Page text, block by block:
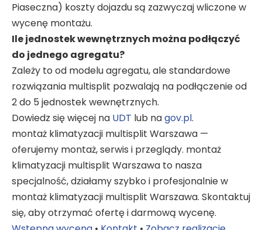
Piaseczna) koszty dojazdu są zazwyczaj wliczone w
wycenę montażu.
Ile jednostek wewnętrznych można podłączyć
do jednego agregatu?
Zależy to od modelu agregatu, ale standardowe
rozwiązania multisplit pozwalają na podłączenie od
2 do 5 jednostek wewnętrznych.
Dowiedz się więcej na UDT lub nagov.pl.
montaż klimatyzacji multisplit Warszawa —
oferujemy montaż, serwis i przeglądy. montaż
klimatyzacji multisplit Warszawa to nasza
specjalność, działamy szybko i profesjonalnie w
montaż klimatyzacji multisplit Warszawa. Skontaktuj
się, aby otrzymać ofertę i darmową wycenę.